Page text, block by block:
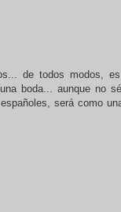
de todos modos,
boda... aunque no
será como